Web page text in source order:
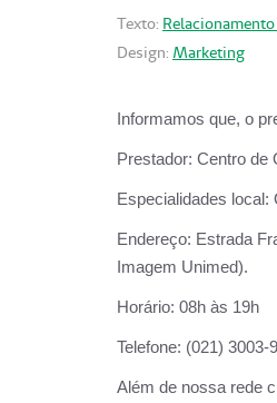
Texto:
Design: Marketing
Informamos que, o
Prestador: Centro de
Especialidades local:
Endereço: Estrada
Imagem Unimed).
Horário: 08h às 19h
Telefone: (021) 3003-
Além de nossa rede